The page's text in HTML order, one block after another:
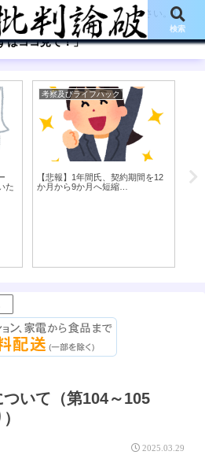
はココ見て!」ボタンをご覧ください。】
はココ見て！」
た
考察及びライフハック
【悲報】1年間氏、契約期間を12
か月から9か月へ短縮…
ついて（第104～105
2025.03.29
検索